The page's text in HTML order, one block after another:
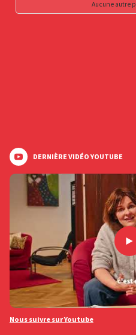
Aucune autre
DERNIÈRE VIDÉO YOUTUBE
Nous suivre sur Youtube